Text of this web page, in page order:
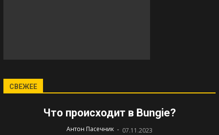
СВЕЖЕЕ
Что происходит в Bungie?
Антон Пасечник - 07.11.2023